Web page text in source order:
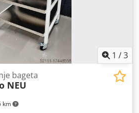
1 /3
km
bageta
NEU